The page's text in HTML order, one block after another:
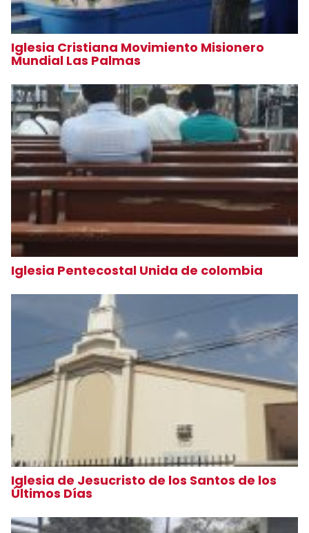
Iglesia Cristiana Movimiento Misionero
Mundial Las Palmas
Iglesia Pentecostal Unida de colombia
Iglesia de Jesucristo de los Santos de los
Últimos Días